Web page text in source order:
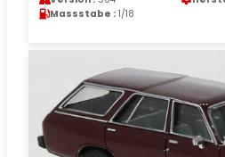
Massstabe : 1/18